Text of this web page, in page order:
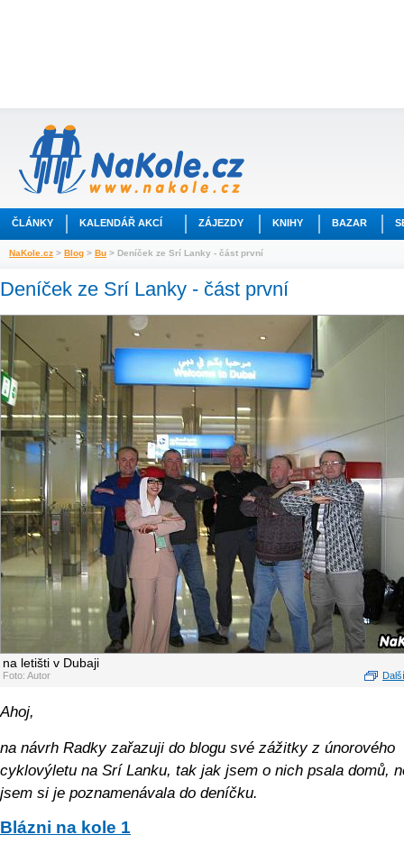
ČLÁNKY KALENDÁŘ AKCÍ ZÁJEZDY KNIHY BAZAR
NaKole.cz > Blog > Bu > Deníček ze Srí Lanky - část první
Deníček ze Srí Lanky - část první
na letišti v Dubaji
Foto: Autor
Ahoj,
na návrh Radky zařazuji do blogu své zážitky z únorového
cyklovýletu na Srí Lanku, tak jak jsem o nich psala domů,
jsem si je poznamenávala do deníčku.
Blázni na kole 1